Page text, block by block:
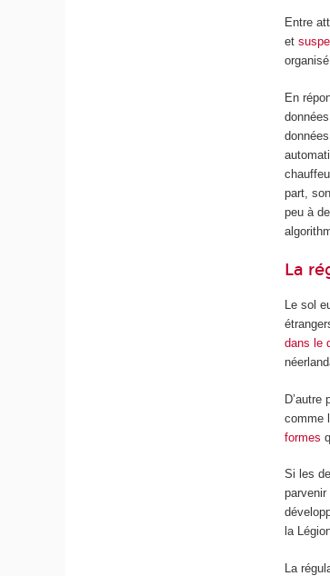
Entre
et
En
part,
peu à
La
Le sol
dans le
comme
formes
Si les
la
La